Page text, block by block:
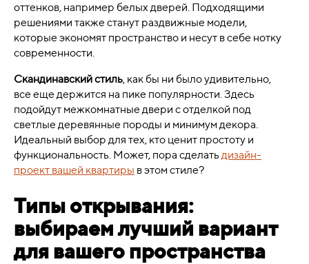
оттенков, например белых дверей. Подходящими
решениями также станут раздвижные модели,
которые экономят пространство и несут в себе нотку
современности.
Скандинавский стиль, как бы ни было удивительно,
все еще держится на пике популярности. Здесь
подойдут межкомнатные двери с отделкой под
светлые деревянные породы и минимум декора.
Идеальный выбор для тех, кто ценит простоту и
функциональность. Может, пора сделать дизайн-
проект вашей квартиры в этом стиле?
Типы открывания:
выбираем лучший вариант
для вашего пространства